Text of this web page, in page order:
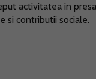
activitatea in
si contributii sociale.